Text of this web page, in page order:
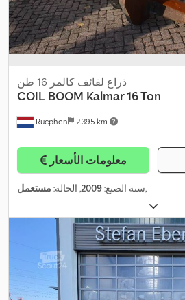
Rucphen 2.395 km
ذراع لفائف كالمر 16 طن
COIL BOOM Kalmar 16 Ton
معلومات الأسعار
سنة الصنع:2009, الحالة: مستعمل ,